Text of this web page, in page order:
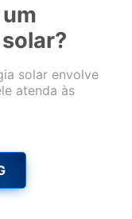
solar envolve
atenda às